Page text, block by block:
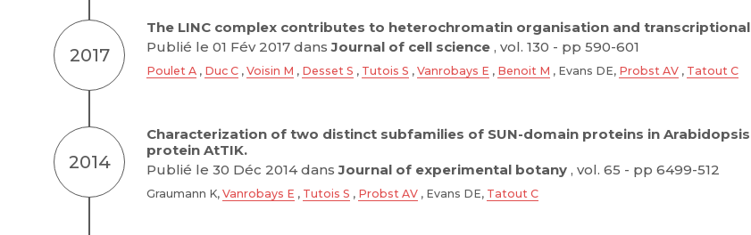
2017
The LINC complex contributes to heterochromatin organisation and
Publié le 01 Fév 2017 dansJournal of cell science , vol. 130 - pp 590-601
Poulet A , Duc C , Voisin M , Desset S , Tutois S , Vanrobays E , Benoit M , Evans DE, Probst AV , Tatout C
2014
Characterization of two distinct subfamilies of SUN-domain proteins in
protein AtTIK.
Publié le 30 Déc 2014 dansJournal of experimental botany , vol. 65 - pp 6499-512
Graumann K, Vanrobays E , Tutois S , Probst AV , Evans DE, Tatout C